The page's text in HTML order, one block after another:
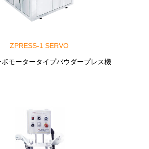
ZPRESS-1 SERVO
モータータイプパウダープレス機